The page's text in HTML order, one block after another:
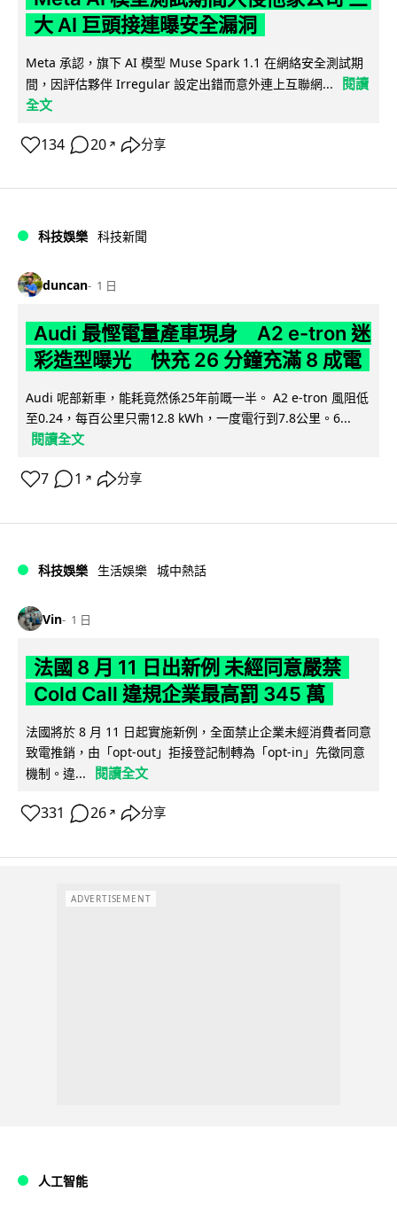
大 AI 巨頭接連曝安全漏洞
Meta 承認，旗下 AI 模型 Muse Spark 1.1 在網絡安全測試期
間，因評估夥伴 Irregular 設定出錯而意外連上互聯網...
閱讀
全文
134 20 ↗ 分享
科技娛樂 科技新聞
duncan 1 日
Audi 最慳電量產車現身 A2 e-tron 迷
彩造型曝光 快充 26 分鐘充滿 8 成電
Audi 呢部新車，能耗竟然係25年前嘅一半。 A2 e-tron 風阻低
至0.24，每百公里只需12.8 kWh，一度電行到7.8公里。6...
閱讀全文
7 1 ↗ 分享
科技娛樂 生活娛樂 城中熱話
Vin 1 日
法國 8 月 11 日出新例 未經同意嚴禁
Cold Call 違規企業最高罰 345 萬
法國將於 8 月 11 日起實施新例，全面禁止企業未經消費者同意
致電推銷，由「opt-out」拒接登記制轉為「opt-in」先徵同意
機制。違...
閱讀全文
331 26 ↗ 分享
ADVERTISEMENT
人工智能